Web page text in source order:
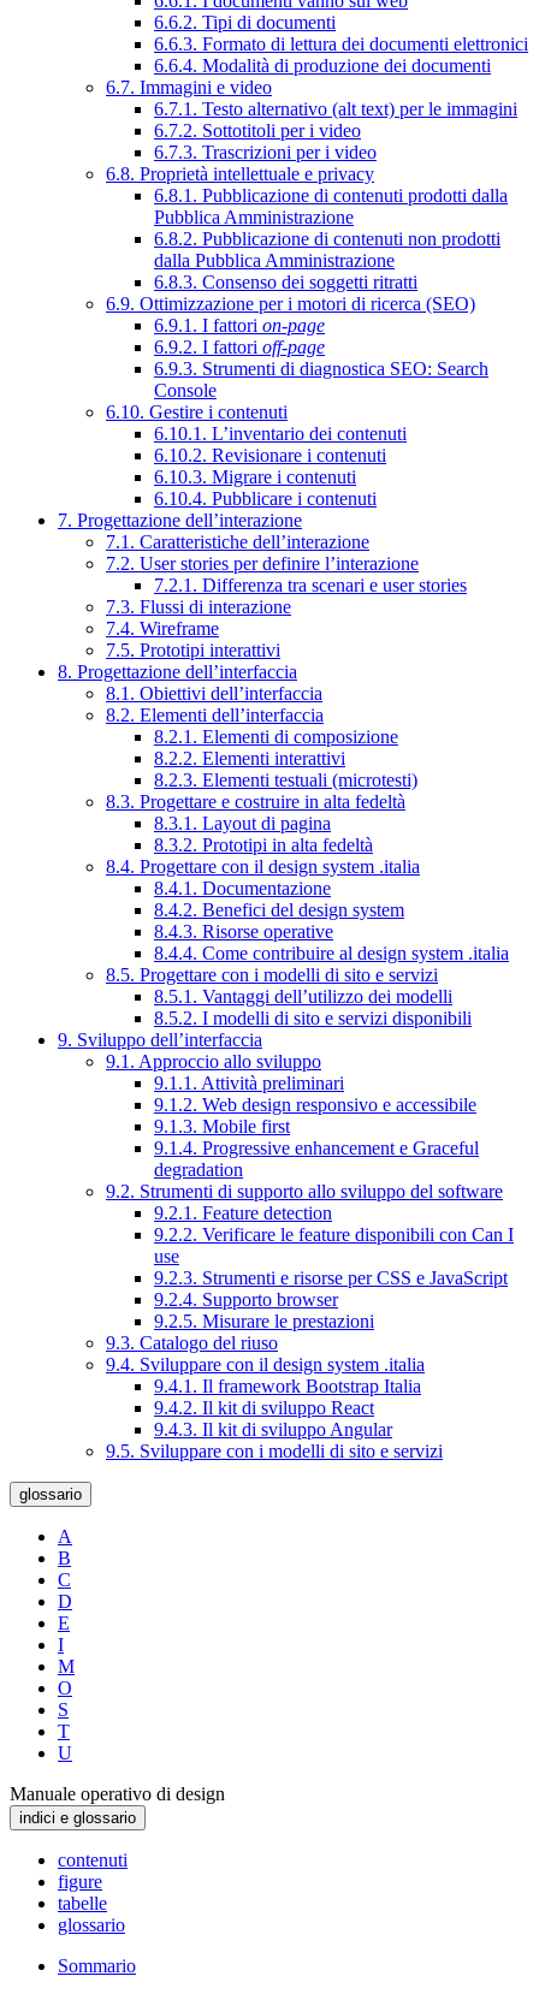
6.6.2. Tipi di documenti
6.6.3. Formato di lettura dei documenti elettronici
6.6.4. Modalità di produzione dei documenti
6.7. Immagini e video
6.7.1. Testo alternativo (alt text) per le immagini
6.7.2. Sottotitoli per i video
6.7.3. Trascrizioni per i video
6.8. Proprietà intellettuale e privacy
6.8.1. Pubblicazione di contenuti prodotti dalla
Pubblica Amministrazione
6.8.2. Pubblicazione di contenuti non prodotti
dalla Pubblica Amministrazione
6.8.3. Consenso dei soggetti ritratti
6.9. Ottimizzazione per i motori di ricerca (SEO)
6.9.1. I fattori on-page
6.9.2. I fattori off-page
6.9.3. Strumenti di diagnostica SEO: Search
Console
6.10. Gestire i contenuti
6.10.1. L’inventario dei contenuti
6.10.2. Revisionare i contenuti
6.10.3. Migrare i contenuti
6.10.4. Pubblicare i contenuti
7. Progettazione dell’interazione
7.1. Caratteristiche dell’interazione
7.2. User stories per definire l’interazione
7.2.1. Differenza tra scenari e user stories
7.3. Flussi di interazione
7.4. Wireframe
7.5. Prototipi interattivi
8. Progettazione dell’interfaccia
8.1. Obiettivi dell’interfaccia
8.2. Elementi dell’interfaccia
8.2.1. Elementi di composizione
8.2.2. Elementi interattivi
8.2.3. Elementi testuali (microtesti)
8.3. Progettare e costruire in alta fedeltà
8.3.1. Layout di pagina
8.3.2. Prototipi in alta fedeltà
8.4. Progettare con il design system .italia
8.4.1. Documentazione
8.4.2. Benefici del design system
8.4.3. Risorse operative
8.4.4. Come contribuire al design system .italia
8.5. Progettare con i modelli di sito e servizi
8.5.1. Vantaggi dell’utilizzo dei modelli
8.5.2. I modelli di sito e servizi disponibili
9. Sviluppo dell’interfaccia
9.1. Approccio allo sviluppo
9.1.1. Attività preliminari
9.1.2. Web design responsivo e accessibile
9.1.3. Mobile first
9.1.4. Progressive enhancement e Graceful
degradation
9.2. Strumenti di supporto allo sviluppo del software
9.2.1. Feature detection
9.2.2. Verificare le feature disponibili con Can I
use
9.2.3. Strumenti e risorse per CSS e JavaScript
9.2.4. Supporto browser
9.2.5. Misurare le prestazioni
9.3. Catalogo del riuso
9.4. Sviluppare con il design system .italia
9.4.1. Il framework Bootstrap Italia
9.4.2. Il kit di sviluppo React
9.4.3. Il kit di sviluppo Angular
9.5. Sviluppare con i modelli di sito e servizi
glossario
A
B
C
D
E
I
M
O
S
T
U
Manuale operativo di design
indici e glossario
contenuti
figure
tabelle
glossario
Sommario